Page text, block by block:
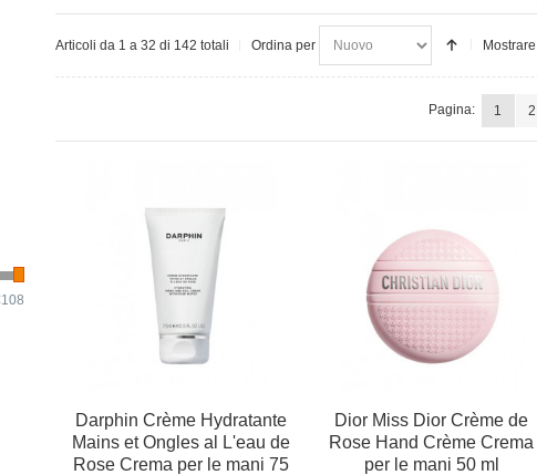
Articoli da 1 a 32 di 142 totali Ordina per Mostrare
Pagina: 1 2
Darphin Crème Hydratante
Mains et Ongles al L'eau de
Rose Crema per le mani 75
Dior Miss Dior Crème de
Rose Hand Crème Crema
per le mani 50 ml